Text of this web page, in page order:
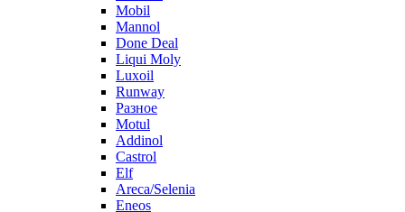
Mobil
Mannol
Done Deal
Liqui Moly
Luxoil
Runway
Разное
Motul
Addinol
Castrol
Elf
Areca/Selenia
Eneos